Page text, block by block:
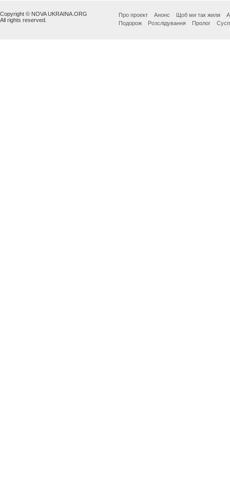
Copyright © NOVA UKRAINA.ORG
All rights reserved.
Про проект Анонс Щоб ми так жили
Подорож
Розслідування Пролог